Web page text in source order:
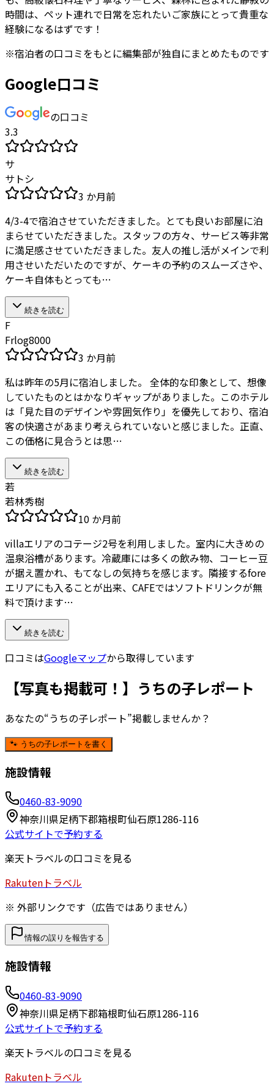
時間は、ペット連れで日常を忘れたいご家族にとって貴重な
経験になるはずです！
※宿泊者の口コミをもとに編集部が独自にまとめたものです
Google口コミ
の口コミ
3.3
サ
サトシ
3 か月前
4/3-4で宿泊させていただきました。とても良いお部屋に泊
まらせていただきました。スタッフの方々、サービス等非常
に満足感させていただきました。友人の推し活がメインで利
用させいただいたのですが、ケーキの予約のスムーズさや、
ケーキ自体もとっても…
続きを読む
F
Frlog8000
3 か月前
私は昨年の5月に宿泊しました。 全体的な印象として、想像
していたものとはかなりギャップがありました。このホテル
は「見た目のデザインや雰囲気作り」を優先しており、宿泊
客の快適さがあまり考えられていないと感じました。正直、
この価格に見合うとは思…
続きを読む
若
若林秀樹
10 か月前
villaエリアのコテージ2号を利用しました。室内に大きめの
温泉浴槽があります。冷蔵庫には多くの飲み物、コーヒー豆
が据え置かれ、もてなしの気持ちを感じます。隣接するfore
エリアにも入ることが出来、CAFEではソフトドリンクが無
料で頂けます…
続きを読む
口コミはGoogleマップから取得しています
【写真も掲載可！】うちの子レポート
あなたの“うちの子レポート”掲載しませんか？
🐾 うちの子レポートを書く
施設情報
0460-83-9090
神奈川県足柄下郡箱根町仙石原1286-116
公式サイトで予約する
楽天トラベルの口コミを見る
Rakuten トラベル
※ 外部リンクです（広告ではありません）
情報の誤りを報告する
施設情報
0460-83-9090
神奈川県足柄下郡箱根町仙石原1286-116
公式サイトで予約する
楽天トラベルの口コミを見る
Rakuten トラベル